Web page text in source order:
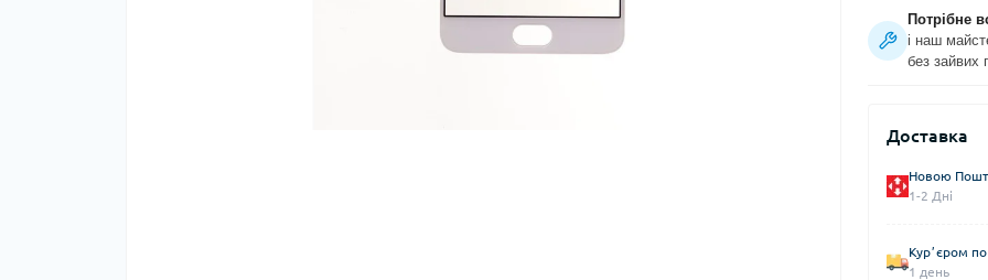
Потрібне
і наш
без зайвих
Доставка
Новою
1-2 Дні
Курʼєром по
1 день